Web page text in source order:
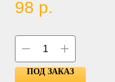
98 р.
ПОД ЗАКАЗ